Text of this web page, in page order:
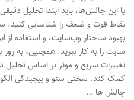
با این چالش‌ها، باید ابتدا تحلیل
نقاط قوت و ضعف را شناسایی کنید.
بهبود ساختار وب‌سایت، و استفاده از
سایت را به کار ببرید. همچنین، به روز
تغییرات سریع و موثر بر اساس تحلیل
کمک کند. سختی سئو و پیچیدگی
چالش ها …